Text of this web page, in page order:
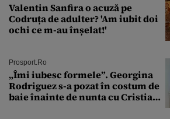
Valentin Sanfira o acuză pe
Codruța de adulter? 'Am iubit doi
ochi ce m-au înșelat!'
Prosport.ro
„Îmi iubesc formele”. Georgina
Rodriguez s-a pozat în costum de
baie înainte de nunta cu Cristiano